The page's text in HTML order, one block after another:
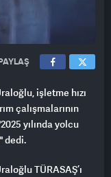
PAYLAŞ
işletme hızı
çalışmalarının
yılında yolcu
dedi.
TÜRASAŞ’ı